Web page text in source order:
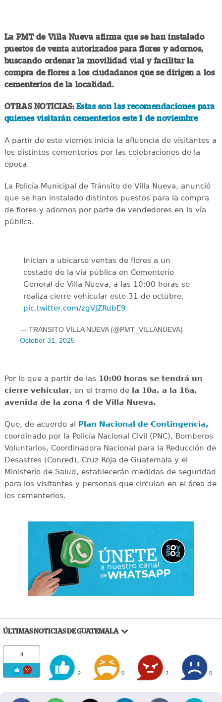
La PMT de Villa Nueva afirma que se han instalado
puestos de venta autorizados para flores y adornos,
buscando ordenar la movilidad vial y facilitar la
compra de flores a los ciudadanos que se dirigen a los
cementerios de la localidad.
OTRAS NOTICIAS:Estas son las recomendaciones para
quienes visitarán cementerios este 1 de noviembre
A partir de este viernes inicia la afluencia de visitantes a
los distintos cementerios por las celebraciones de la
época.
La Policía Municipal de Tránsito de Villa Nueva, anunció
que se han instalado distintos puestos para la compra
de flores y adornos por parte de vendedores en la vía
pública.
Inician a ubicarse ventas de flores a un
costado de la vía pública en Cementerio
General de Villa Nueva, a las 10:00 horas se
realiza cierre vehicular este 31 de octubre.
pic.twitter.com/zgVjZRubE9
— TRANSITO VILLA NUEVA (@PMT_VILLANUEVA)
October 31, 2025
Por lo que a partir de las 10:00 horas se tendrá un
cierre vehicular, en el tramo de la 10a. a la 16a.
avenida de la zona 4 de Villa Nueva.
Que, de acuerdo al Plan Nacional de Contingencia,
coordinado por la Policía Nacional Civil (PNC), Bomberos
Voluntarios, Coordinadora Nacional para la Reducción de
Desastres (Conred), Cruz Roja de Guatemala y el
Ministerio de Salud, establecerán medidas de seguridad
para los visitantes y personas que circulan en el área de
los cementerios.
ÚLTIMAS NOTICIAS DE GUATEMALA
4
2 0 2 0